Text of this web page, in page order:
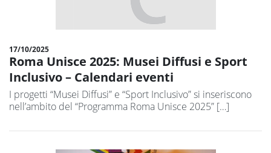
17/10/2025
Roma Unisce 2025: Musei Diffusi e Sport
Inclusivo – Calendari eventi
I progetti “Musei Diffusi” e “Sport Inclusivo” si inseriscono
nell’ambito del “Programma Roma Unisce 2025” […]